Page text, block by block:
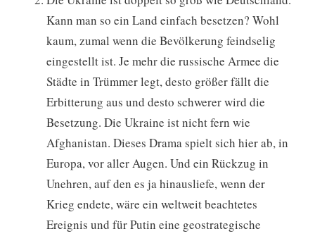
Kann man so ein Land einfach besetzen? Wohl
kaum, zumal wenn die Bevölkerung feindselig
eingestellt ist. Je mehr die russische Armee die
Städte in Trümmer legt, desto größer fällt die
Erbitterung aus und desto schwerer wird die
Besetzung. Die Ukraine ist nicht fern wie
Afghanistan. Dieses Drama spielt sich hier ab, in
Europa, vor aller Augen. Und ein Rückzug in
Unehren, auf den es ja hinausliefe, wenn der
Krieg endete, wäre ein weltweit beachtetes
Ereignis und für Putin eine geostrategische